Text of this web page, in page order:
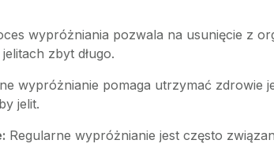
wypróżniania pozwala na usunięcie z
zbyt długo.
wypróżnianie pomaga utrzymać zdrowie
jelit.
Regularne wypróżnianie jest często